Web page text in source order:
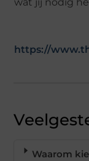
https://
Waarom